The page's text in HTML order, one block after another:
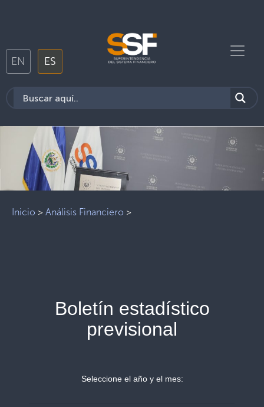
EN ES
Inicio > Análisis Financiero >